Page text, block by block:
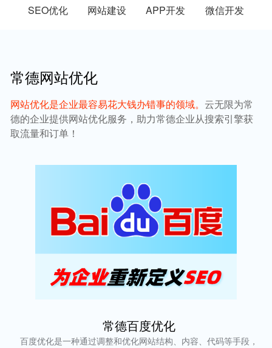
SEO优化 网站建设 APP开发 微信开发
常德网站优化
网站优化是企业最容易花大钱办错事的领域。云无限为常
德的企业提供网站优化服务，助力常德企业从搜索引擎获
取流量和订单！
常德百度优化
百度优化是一种通过调整和优化网站结构、内容、代码等手段，